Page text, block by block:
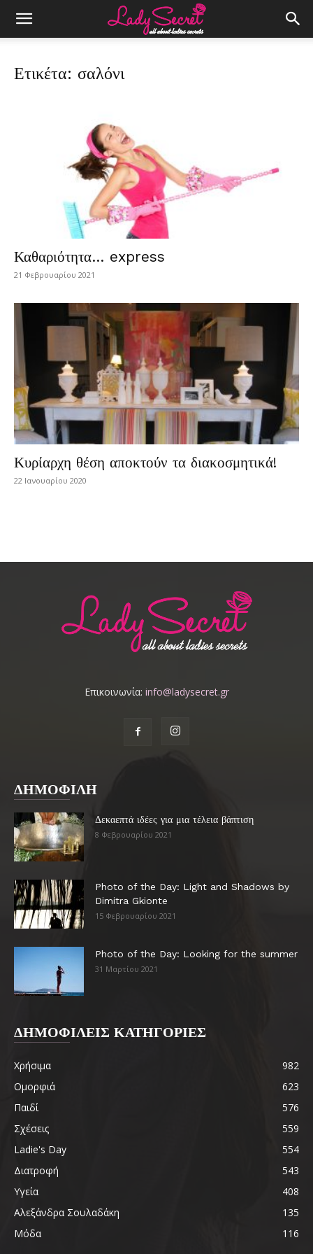
Ετικέτα: σαλόνι
Καθαριότητα… express
21 Φεβρουαρίου 2021
Κυρίαρχη θέση αποκτούν τα διακοσμητικά!
22 Ιανουαρίου 2020
Επικοινωνία: info@ladysecret.gr
ΔΗΜΟΦΙΛΗ
Δεκαεπτά ιδέες για μια τέλεια βάπτιση
8 Φεβρουαρίου 2021
Photo of the Day: Light and Shadows by
Dimitra Gkionte
15 Φεβρουαρίου 2021
Photo of the Day: Looking for the summer
31 Μαρτίου 2021
ΔΗΜΟΦΙΛΕΙΣ ΚΑΤΗΓΟΡΙΕΣ
Χρήσιμα
982
Ομορφιά
623
Παιδί
576
Σχέσεις
559
Ladie's Day
554
Διατροφή
543
Υγεία
408
Αλεξάνδρα Σουλαδάκη
135
Μόδα
116